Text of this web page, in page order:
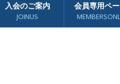
入会のご案内
JOINUS
会員専用ペ